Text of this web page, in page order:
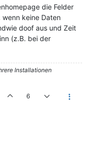
die Felder
keine Daten
doof aus und Zeit
(z.B. bei der
Installationen
6